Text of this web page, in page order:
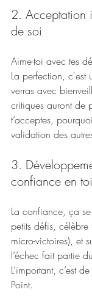
2. Acceptation
de soi
Aime-toi avec tes
La perfection, c'est
verras avec
critiques auront de
t’acceptes,
validation des
3.
confiance en toi
La confiance, ça
petits défis, célèbre
micro-victoires), et
l’échec fait partie
L’important, c’est
Point.